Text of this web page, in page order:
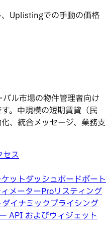
Uplistingでの手動の価格
ル市場の物件管理者向け
。中規模の短期賃貸（民
、統合メッセージ、業務支
ス
ットダッシュボードポート
メーターProリスティング
ダイナミックプライシング
API およびウィジェット